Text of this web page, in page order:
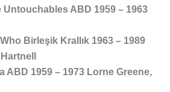
Untouchables ABD 1959 – 1963
Birleşik Krallık 1963 – 1989
ABD 1959 – 1973 Lorne Greene,